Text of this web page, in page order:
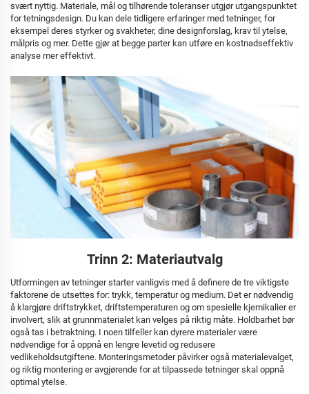
svært nyttig. Materiale, mål og tilhørende toleranser utgjør utgangspunktet
for tetningsdesign. Du kan dele tidligere erfaringer med tetninger, for
eksempel deres styrker og svakheter, dine designforslag, krav til ytelse,
målpris og mer. Dette gjør at begge parter kan utføre en kostnadseffektiv
analyse mer effektivt.
Trinn 2: Materiautvalg
Utformingen av tetninger starter vanligvis med å definere de tre viktigste
faktorene de utsettes for: trykk, temperatur og medium. Det er nødvendig
å klargjøre driftstrykket, driftstemperaturen og om spesielle kjemikalier er
involvert, slik at grunnmaterialet kan velges på riktig måte. Holdbarhet bør
også tas i betraktning. I noen tilfeller kan dyrere materialer være
nødvendige for å oppnå en lengre levetid og redusere
vedlikeholdsutgiftene. Monteringsmetoder påvirker også materialevalget,
og riktig montering er avgjørende for at tilpassede tetninger skal oppnå
optimal ytelse.